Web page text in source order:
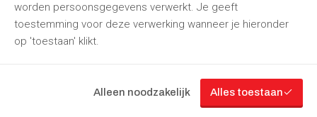
worden persoonsgegevens verwerkt. Je geeft
toestemming voor deze verwerking wanneer je hieronder
op 'toestaan' klikt.
Alleen noodzakelijk Alles toestaan